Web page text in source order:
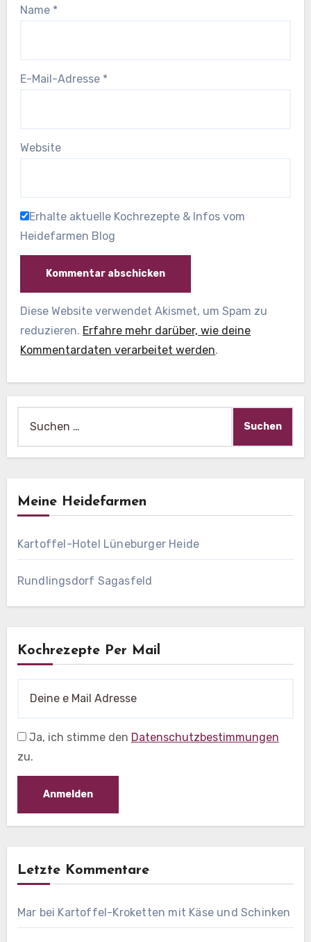
Name *
E-Mail-Adresse *
Website
Erhalte aktuelle Kochrezepte & Infos vom
Heidefarmen Blog
Diese Website verwendet Akismet, um Spam zu
reduzieren. Erfahre mehr darüber, wie deine
Kommentardaten verarbeitet werden.
nach:
Meine Heidefarmen
Kartoffel-Hotel Lüneburger Heide
Rundlingsdorf Sagasfeld
Kochrezepte Per Mail
Ja, ich stimme den Datenschutzbestimmungen
zu.
Letzte Kommentare
Mar bei Kartoffel-Kroketten mit Käse und Schinken